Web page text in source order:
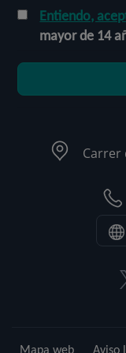
Entiendo,
mayor de 14
Carrer
Mapa web Aviso